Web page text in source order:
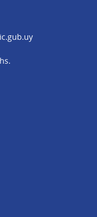
(Abrir en una
Digital en X
Digital en Facebook
Digital en